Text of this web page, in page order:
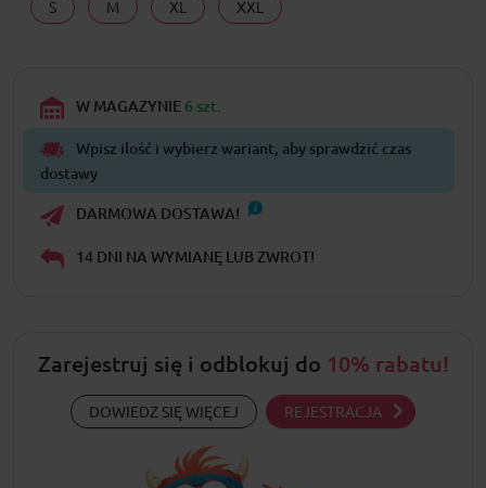
S M XL XXL
W MAGAZYNIE 6 szt.
Wpisz ilość i wybierz wariant, aby sprawdzić czas
dostawy
DARMOWA DOSTAWA!
14 DNI NA WYMIANĘ LUB ZWROT!
Zarejestruj się i odblokuj do 10% rabatu!
DOWIEDZ SIĘ WIĘCEJ REJESTRACJA